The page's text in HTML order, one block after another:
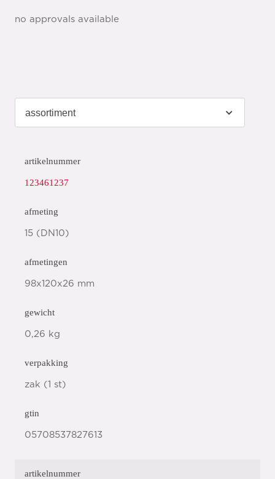
no approvals available
artikelnummer
123461237
afmeting
15 (DN10)
afmetingen
98x120x26 mm
gewicht
0,26 kg
verpakking
zak (1 st)
gtin
05708537827613
artikelnummer